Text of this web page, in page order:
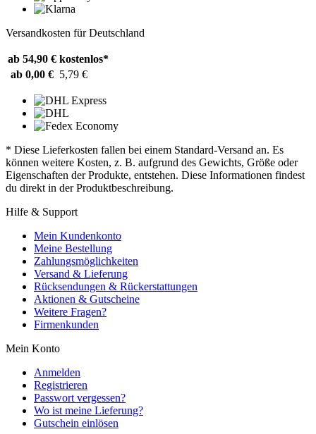
Versandkosten für Deutschland
ab 54,90 € kostenlos*
ab 0,00 € 5,79 €
* Diese Lieferkosten fallen bei einem Standard-Versand an. Es
können weitere Kosten, z. B. aufgrund des Gewichts, Größe oder
Eigenschaften der Produkte, entstehen. Diese Informationen findest
du direkt in der Produktbeschreibung.
Hilfe & Support
Mein Kundenkonto
Meine Bestellung
Zahlungsmöglichkeiten
Versand & Lieferung
Rücksendungen & Rückerstattungen
Aktionen & Gutscheine
Weitere Fragen?
Firmenkunden
Mein Konto
Anmelden
Registrieren
Passwort vergessen?
Wo ist meine Lieferung?
Gutschein einlösen